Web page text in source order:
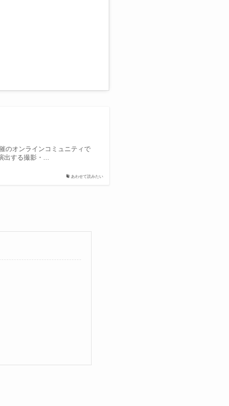
あわせて読みたい
のオンラインコミュニティで
する撮影・...